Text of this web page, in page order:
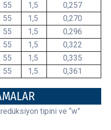
55 1,5
0,257
55 1,5
0,270
55 1,5
0,296
55 1,5
0,322
55 1,5
0,335
55 1,5 0,361
tipini ve “w”